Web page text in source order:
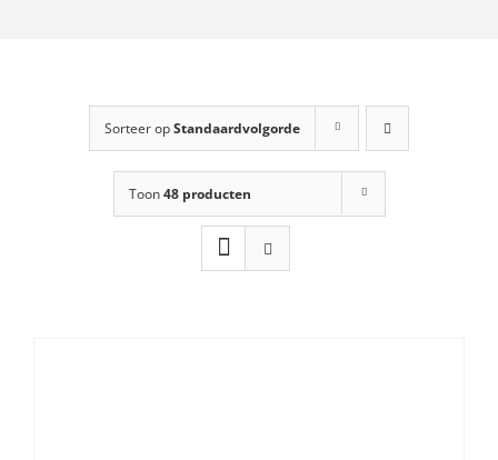
Sorteer opStandaardvolgorde
Toon48 producten